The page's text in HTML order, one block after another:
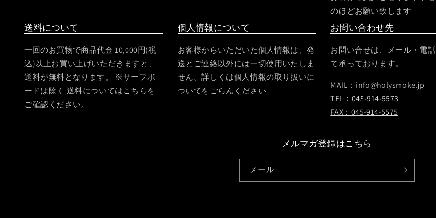
のほどお願い致します
送料について
一回のお買物で商品代金 10,000円(税
込)以上お買い上げいただきますと、
送料が無料となります。 ※サーフボ
ードは除く 送料についてはこちら を
ご確認ください。
個人情報について
お客様からいただいた個人情報は、発
送とご連絡以外には一切使用いたしま
せん。詳しくは個人情報の取り扱いに
ついてをごらんください
お問い合わせ先
お問い合せは、メール・電話
て承っております。
MAIL：info@holysmoke.jp
TEL：045-914-5573
FAX：045-914-5575
メルマガ登録はこちら
メール